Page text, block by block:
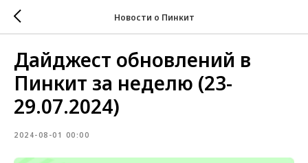
Новости о Пинкит
Дайджест обновлений в
Пинкит за неделю (23-
29.07.2024)
2024-08-01 00:00